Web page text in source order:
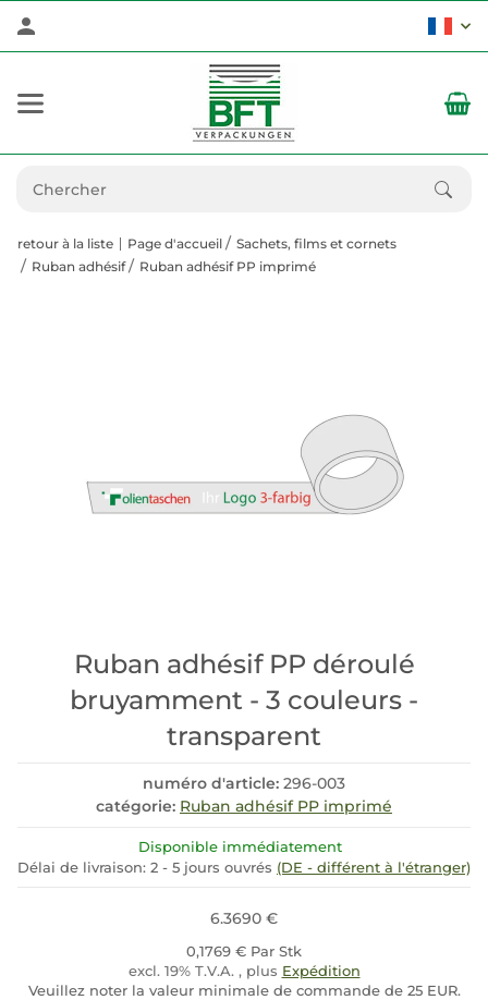
retour à la liste Page d'accueil
Sachets, films et cornets
Ruban adhésif
Ruban adhésif PP imprimé
Ruban adhésif PP déroulé
bruyamment - 3 couleurs -
transparent
numéro d'article: 296-003
catégorie: Ruban adhésif PP imprimé
Disponible immédiatement
Délai de livraison: 2 - 5 jours ouvrés (DE - différent à l'étranger)
6.3690 €
0,1769 € Par Stk
excl. 19% T.V.A. , plus Expédition
Veuillez noter la valeur minimale de commande de 25 EUR.